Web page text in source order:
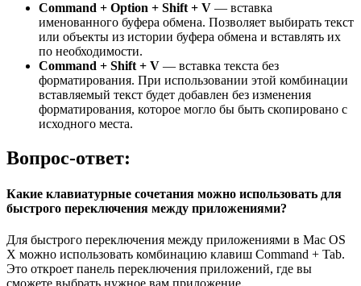
Command + Option + Shift + V — вставка
именованного буфера обмена. Позволяет выбирать текст
или объекты из истории буфера обмена и вставлять их
по необходимости.
Command + Shift + V — вставка текста без
форматирования. При использовании этой комбинации
вставляемый текст будет добавлен без изменения
форматирования, которое могло бы быть скопировано с
исходного места.
Вопрос-ответ:
Какие клавиатурные сочетания можно использовать для
быстрого переключения между приложениями?
Для быстрого переключения между приложениями в Mac OS
X можно использовать комбинацию клавиш Command + Tab.
Это откроет панель переключения приложений, где вы
сможете выбрать нужное вам приложение.